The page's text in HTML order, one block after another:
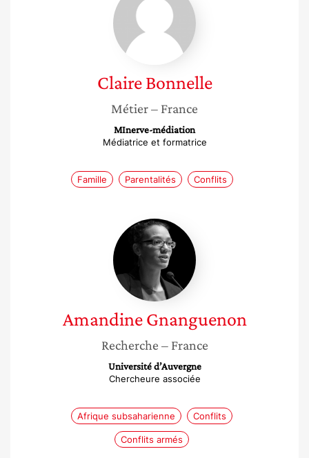
Claire Bonnelle
Métier– France
MInerve-médiation
Médiatrice et formatrice
Famille Parentalités Conflits
Amandine
Gnanguenon
Amandine Gnanguenon
Recherche – France
Université d’Auvergne
Chercheure associée
Afrique subsaharienne Conflits
Conflits armés